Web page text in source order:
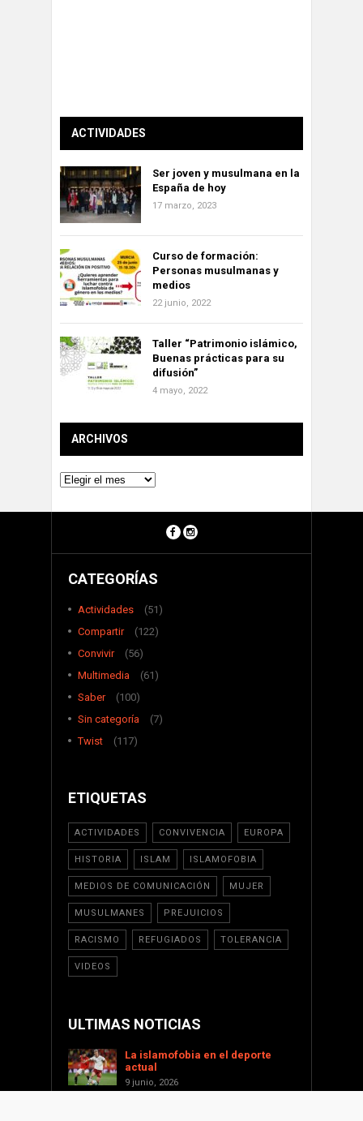
ACTIVIDADES
Ser joven y musulmana en la
España de hoy
17 marzo, 2023
Curso de formación:
Personas musulmanas y
medios
22 junio, 2022
Taller “Patrimonio islámico,
Buenas prácticas para su
difusión”
4 mayo, 2022
ARCHIVOS
Archivos
CATEGORÍAS
Actividades
(51)
Compartir
(122)
Convivir
(56)
Multimedia
(61)
Saber
(100)
Sin categoría
(7)
Twist
(117)
ETIQUETAS
ACTIVIDADES CONVIVENCIA EUROPA
HISTORIA ISLAM ISLAMOFOBIA
MEDIOS DE COMUNICACIÓN MUJER
MUSULMANES PREJUICIOS
RACISMO REFUGIADOS TOLERANCIA
VIDEOS
ULTIMAS NOTICIAS
La islamofobia en el deporte
actual
9 junio, 2026